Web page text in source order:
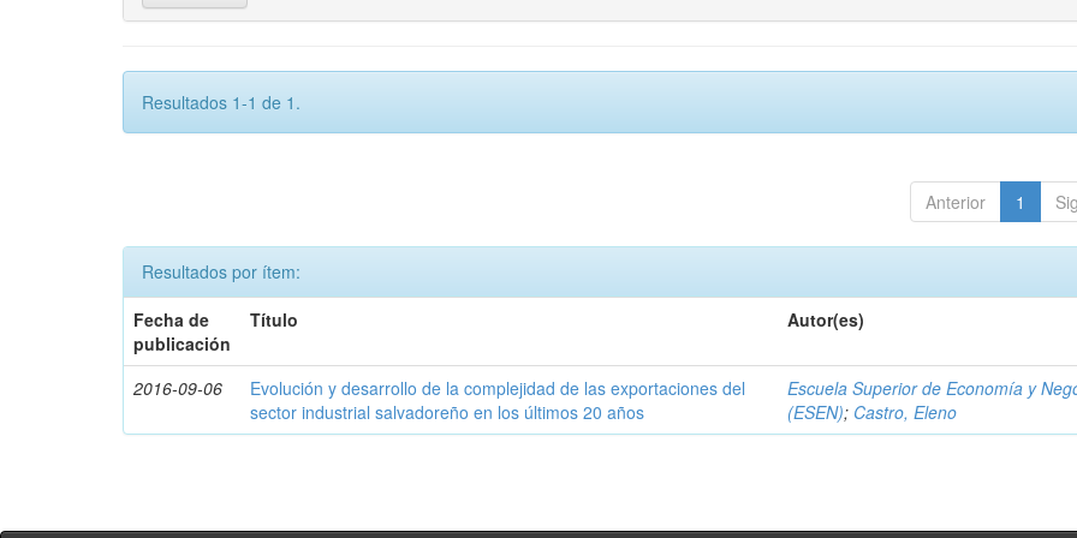
Resultados 1-1 de 1.
Anterior 1
Resultados por ítem:
Fecha de
publicación
Título Autor(es)
2016-09-06
Evolución y desarrollo de la complejidad de las exportaciones del
sector industrial salvadoreño en los últimos 20 años
Escuela Superior de Economía y
(ESEN); Castro, Eleno